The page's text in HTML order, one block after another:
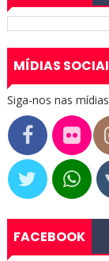
MÍDIAS
Siga-nos nas
FACEBOOK